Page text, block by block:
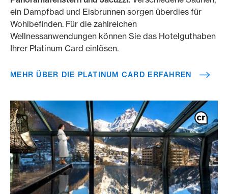
ein Dampfbad und Eisbrunnen sorgen überdies für
Wohlbefinden. Für die zahlreichen
Wellnessanwendungen können Sie das Hotelguthaben
Ihrer Platinum Card einlösen.
MEHR ÜBER DIE PLATINUM CARD ERFAHREN